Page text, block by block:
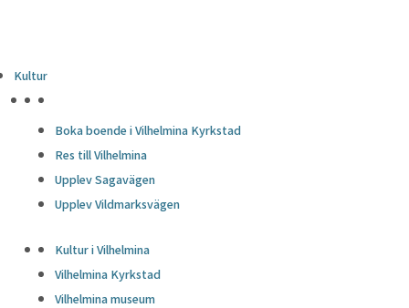
Kultur
Boka boende i Vilhelmina Kyrkstad
Res till Vilhelmina
Upplev Sagavägen
Upplev Vildmarksvägen
Kultur i Vilhelmina
Vilhelmina Kyrkstad
Vilhelmina museum